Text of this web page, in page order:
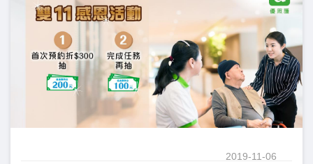
2019-11-06